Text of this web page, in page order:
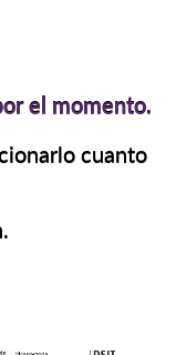
el momento.
cuanto